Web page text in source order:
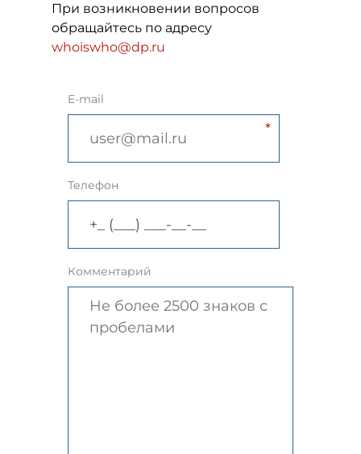
При возникновении вопросов
обращайтесь по адресу
whoiswho@dp.ru
E-mail
Телефон
Комментарий